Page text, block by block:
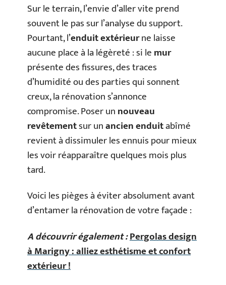
Sur le terrain, l’envie d’aller vite prend
souvent le pas sur l’analyse du support.
Pourtant, l’enduit extérieurne laisse
aucune place à la légèreté : si lemur
présente des fissures, des traces
d’humidité ou des parties qui sonnent
creux, la rénovation s’annonce
compromise. Poser unnouveau
revêtementsur unancien enduitabîmé
revient à dissimuler les ennuis pour mieux
les voir réapparaître quelques mois plus
tard.
Voici les pièges à éviter absolument avant
d’entamer la rénovation de votre façade :
A découvrir également :Pergolas design
à Marigny : alliez esthétisme et confort
extérieur !